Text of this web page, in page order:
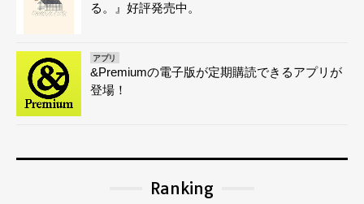
る。』好評発売中。
アプリ
&Premiumの電子版が定期購読できるアプリが
登場！
Ranking